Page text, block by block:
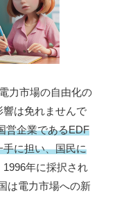
力市場の自由化の
は免れませんで
営企業であるEDF
に担い、国民に
1996年に採択され
は電力市場への新